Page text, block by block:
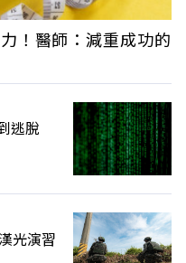
！醫師：減重成功的
逃脫
光演習